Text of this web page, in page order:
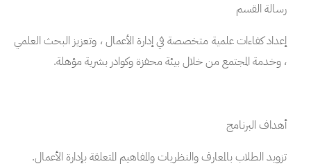
رسالة القسم
إعداد كفاءات علمية متخصصة في إدارة الأعمال ، وتعزيز البحث العلمي
، وخدمة المجتمع من خلال بيئة محفزة وكوادر بشرية مؤهلة.
أهداف البرنامج
تزويد الطلاب بالمعارف والنظريات والمفاهيم المتعلقة بإدارة الأعمال.